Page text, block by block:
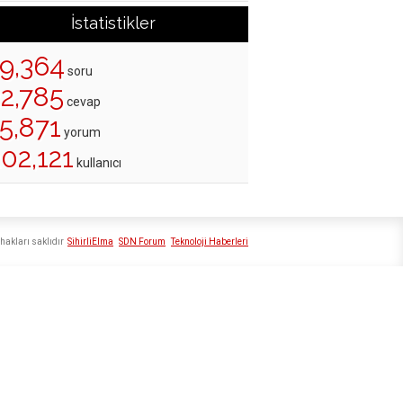
İstatistikler
soru
cevap
yorum
kullanıcı
SihirliElma SDN Forum Teknoloji Haberleri
saklıdır